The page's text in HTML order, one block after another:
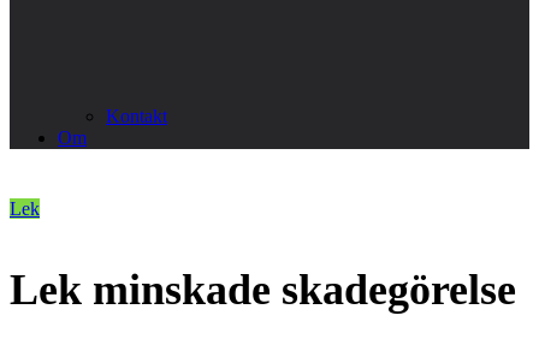
Kontakt
Om
Lek
Lek minskade skadegörelse